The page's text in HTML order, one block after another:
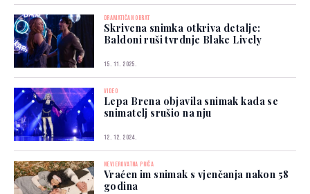
DRAMATIČAN OBRAT
Skrivena snimka otkriva detalje:
Baldoni ruši tvrdnje Blake Lively
15. 11. 2025.
VIDEO
Lepa Brena objavila snimak kada se
snimatelj srušio na nju
12. 12. 2024.
NEVJEROVATNA PRIČA
Vraćen im snimak s vjenčanja nakon 58
godina